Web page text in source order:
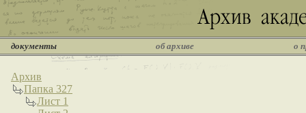
документы об архиве о
Архив
Папка 327
Лист 1